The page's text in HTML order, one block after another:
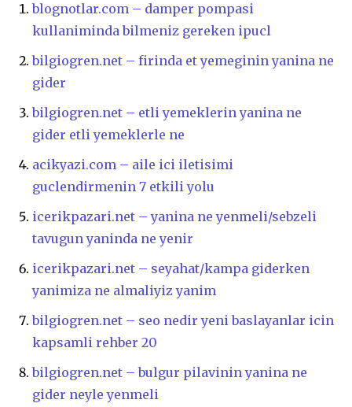
blognotlar.com – damper pompasi
kullaniminda bilmeniz gereken ipucl
bilgiogren.net – firinda et yemeginin yanina ne
gider
bilgiogren.net – etli yemeklerin yanina ne
gider etli yemeklerle ne
acikyazi.com – aile ici iletisimi
guclendirmenin 7 etkili yolu
icerikpazari.net – yanina ne yenmeli/sebzeli
tavugun yaninda ne yenir
icerikpazari.net – seyahat/kampa giderken
yanimiza ne almaliyiz yanim
bilgiogren.net – seo nedir yeni baslayanlar icin
kapsamli rehber 20
bilgiogren.net – bulgur pilavinin yanina ne
gider neyle yenmeli